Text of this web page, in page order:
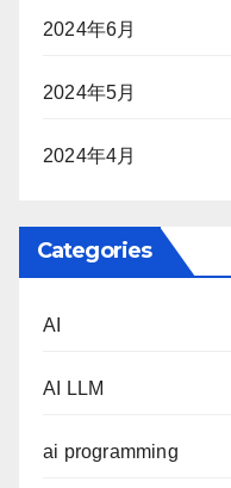
2024年6月
2024年5月
2024年4月
Categories
AI
AI LLM
ai programming